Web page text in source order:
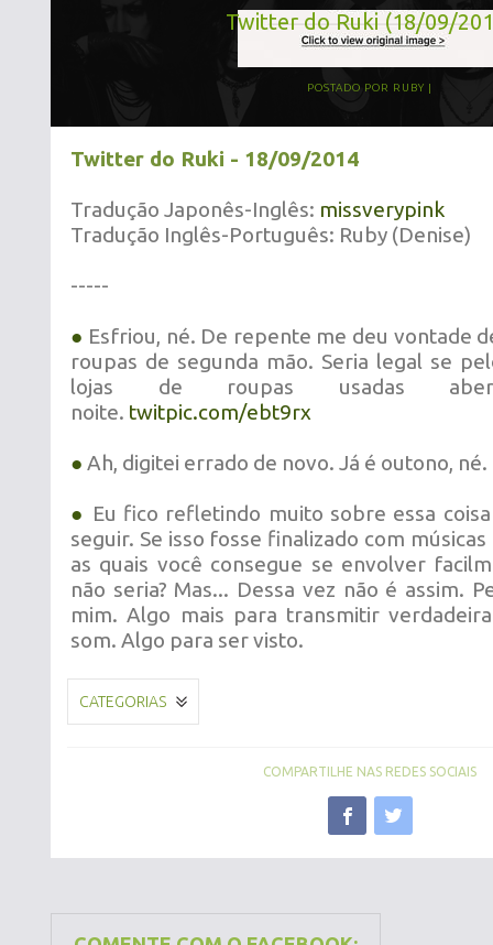
Twitter do Ruki (18/09/
POSTADO POR RUBY
Twitter do Ruki - 18/09/2014
Tradução Japonês-Inglês: missverypink
Tradução Inglês-Português: Ruby (Denise)
-----
● Esfriou, né. De repente me deu vontade
roupas de segunda mão. Seria legal se
lojas de roupas usadas
noite. twitpic.com/ebt9rx
● Ah, digitei errado de novo. Já é outono,
● Eu fico refletindo muito sobre essa
seguir. Se isso fosse finalizado com
as quais você consegue se envolver
não seria? Mas... Dessa vez não é assim.
mim. Algo mais para transmitir
som. Algo para ser visto.
CATEGORIAS
COMPARTILHE NAS REDES SOCIAIS